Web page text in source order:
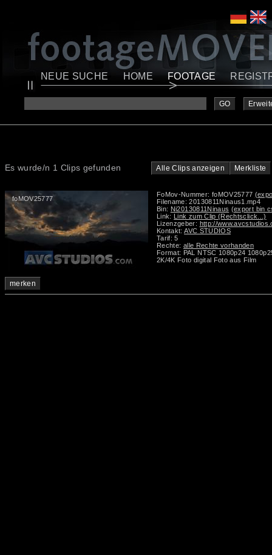
NEUE SUCHE HOME FOOTAGE
GO
Es wurde/n 1 Clips gefunden Alle Clips anzeigen Merkliste
foMOV25777
merken
FoMov-Nummer: foMOV25777
Filename: 20130811Ninaus1.mp4
Bin: Ni20130811Ninaus (export bin
Link: Link zum Clip (Rechtsclick...)
Lizenzgeber: http://
Kontakt:AVC STUDIOS
Tarif: 5
Rechte: alle Rechte vorhanden
Format: PAL NTSC 1080p24
2K/4K Foto digital Foto aus Film